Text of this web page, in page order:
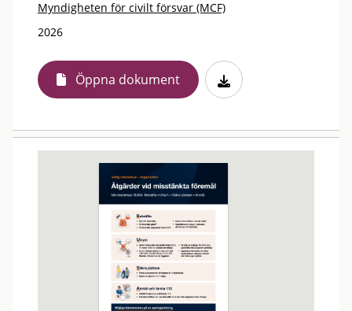
Myndigheten för civilt försvar (MCF)
2026
Öppna dokument